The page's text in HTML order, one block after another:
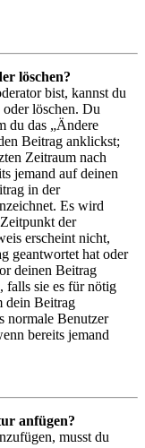
löschen?
bist, kannst du
löschen. Du
du das „Ändere
Beitrag anklickst;
Zeitraum nach
jemand auf deinen
in der
Es wird
der
erscheint nicht,
geantwortet hat oder
deinen Beitrag
falls sie es für nötig
dein Beitrag
normale Benutzer
bereits jemand
anfügen?
musst du